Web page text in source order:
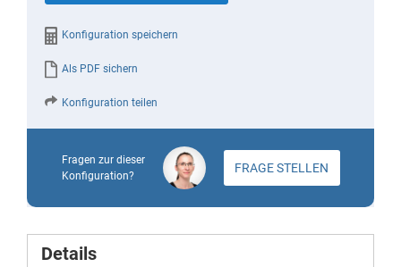
Konfiguration speichern
Als PDF sichern
Konfiguration teilen
Fragen zur dieser
Konfiguration?
FRAGE STELLEN
Details